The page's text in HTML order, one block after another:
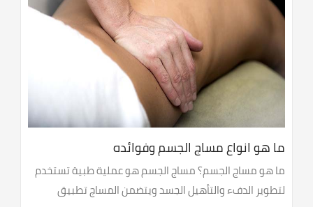
ما هو انواع مساج الجسم وفوائده
ما هو مساج الجسم؟ مساج الجسم هو عملية طبية تستخدم
لتطوير الدفء والتأهيل الجسد ويتضمن المساج تطبيق